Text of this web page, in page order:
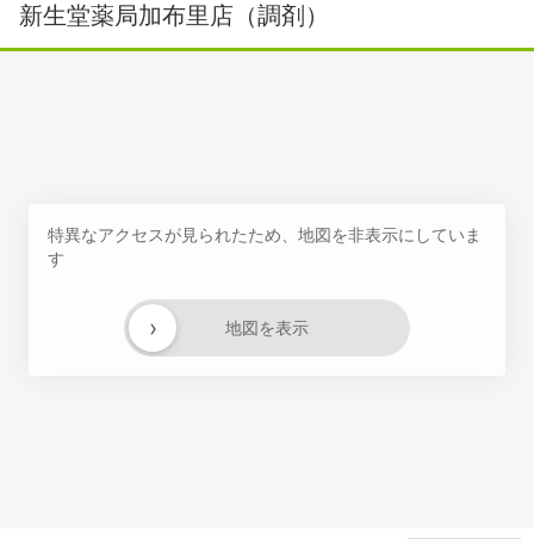
新生堂薬局加布里店（調剤）
特異なアクセスが見られたため、地図を非表示にしていま
す
地図を表示
›